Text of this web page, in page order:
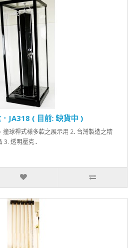
JA318 ( 目前: 缺貨中 )
撞球桿式樣多款之展示用 2. 台灣製造之精
3. 透明壓克..